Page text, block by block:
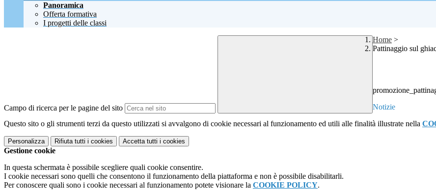
Panoramica
Offerta formativa
I progetti delle classi
Campo di ricerca per le pagine del sito
Home >
Pattinaggio sul
Notizie
Questo sito o gli strumenti terzi da questo utilizzati si avvalgono di cookie necessari al funzionamento ed utili alle finalità illustrate nella
Personalizza Rifiuta tutti i cookies Accetta tutti i cookies
Gestione cookie
In questa schermata è possibile scegliere quali cookie consentire.
I cookie necessari sono quelli che consentono il funzionamento della piattaforma e non è possibile disabilitarli.
Per conoscere quali sono i cookie necessari al funzionamento potete visionare la COOKIE POLICY.